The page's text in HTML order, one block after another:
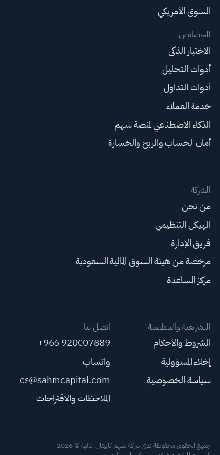
السوق الأمريكي
الخصائص
الاختيار الذكي
أدوات التحليل
أدوات التداول
خدمة العملاء
الذكاء الاصطناعي لمنصة سهم
أمان الحساب والربح والخسارة
الشركة
من نحن
الهيكل التنظيمي
فريق الإدارة
مرخصة من هيئة السوق المالية السعودية
مركز المساعدة
التشريعية والتنظيمية
الشروط والأحكام
إخلاء المسؤولية
سياسة الخصوصية
اتصل بنا
+966 920007889
واتساب
cs@sahmcapital.com
الملاحظات والاقتراحات
جميع الحقوق محفوظة لدى شركة سهم كابيتال المالية © 2026